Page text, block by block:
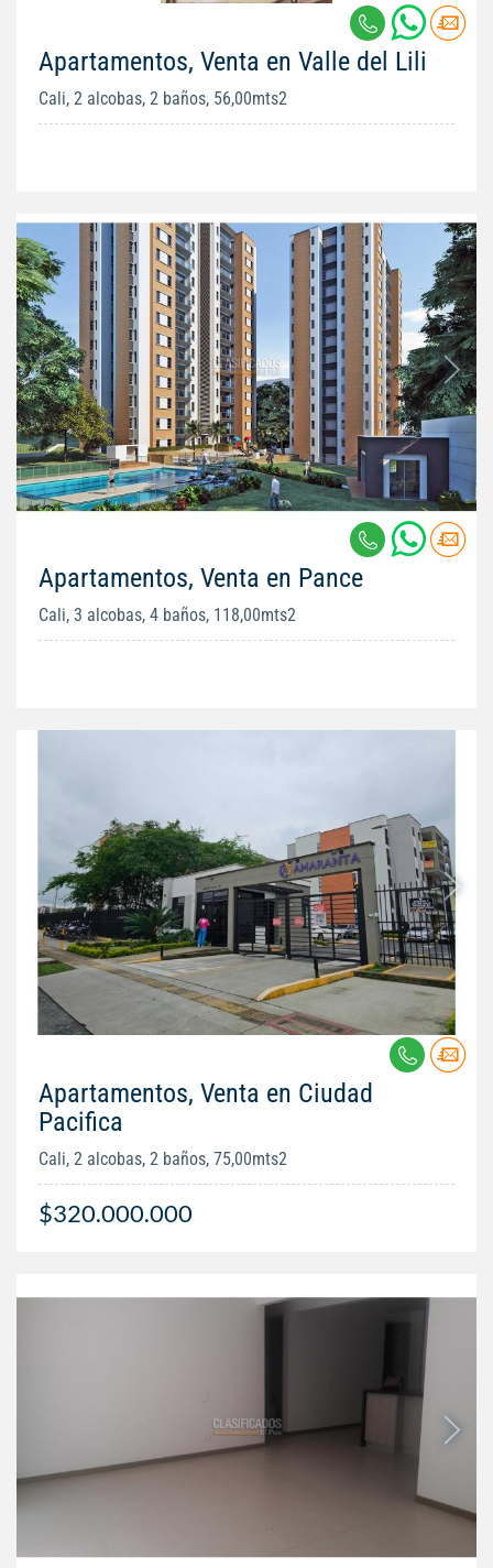
Apartamentos, Venta en Valle del Lili
Cali, 2 alcobas, 2 baños, 56,00mts2
Apartamentos, Venta en Pance
Cali, 3 alcobas, 4 baños, 118,00mts2
Apartamentos, Venta en Ciudad
Pacifica
Cali, 2 alcobas, 2 baños, 75,00mts2
$320.000.000